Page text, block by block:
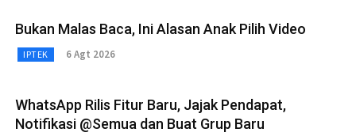
Bukan Malas Baca, Ini Alasan Anak Pilih Video
IPTEK 6 Agt 2026
WhatsApp Rilis Fitur Baru, Jajak Pendapat,
Notifikasi @Semua dan Buat Grup Baru